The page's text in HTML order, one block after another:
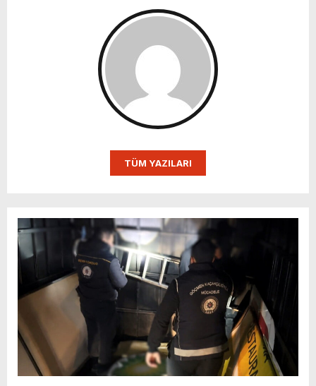
TÜM YAZILARI